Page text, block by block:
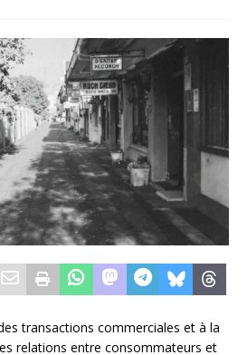
transactions commerciales et à la
relations entre consommateurs et